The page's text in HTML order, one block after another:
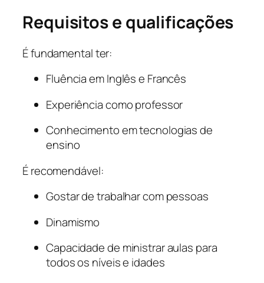
Requisitos e qualificações
É fundamental ter:
Fluência em Inglês e Francês
Experiência como professor
Conhecimento em tecnologias de
ensino
É recomendável:
Gostar de trabalhar com pessoas
Dinamismo
Capacidade de ministrar aulas para
todos os níveis e idades